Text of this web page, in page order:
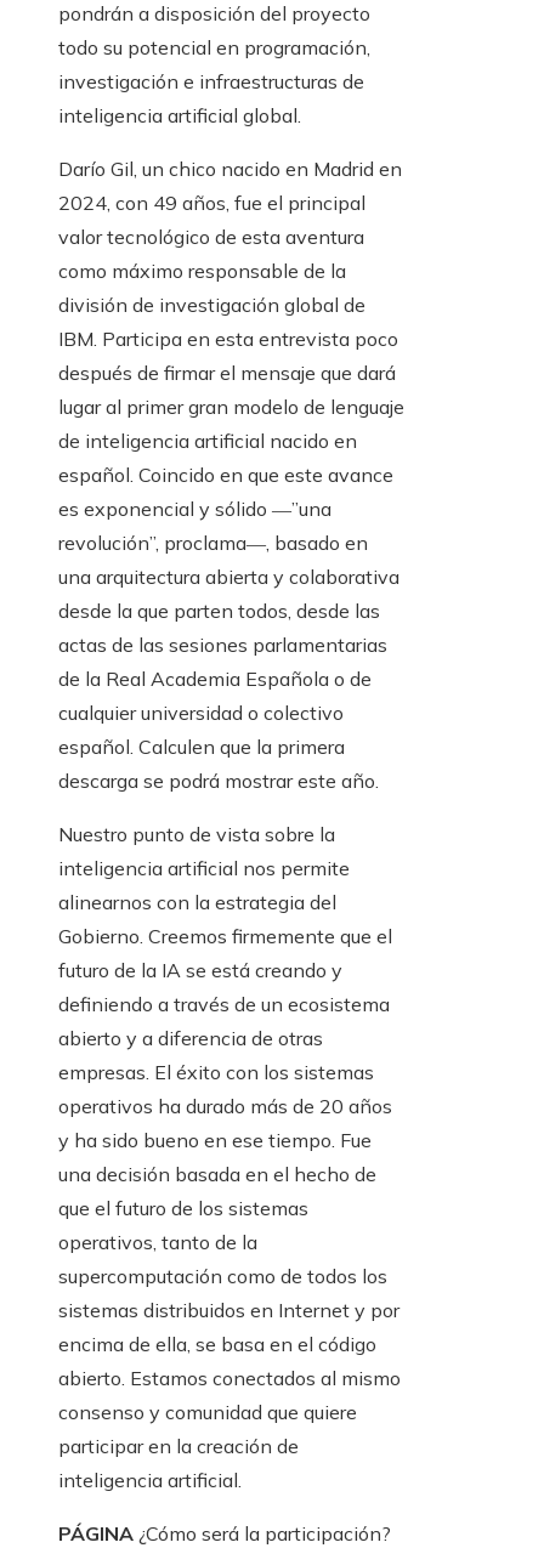
pondrán a disposición del proyecto
todo su potencial en programación,
investigación e infraestructuras de
inteligencia artificial global.
Darío Gil, un chico nacido en Madrid en
2024, con 49 años, fue el principal
valor tecnológico de esta aventura
como máximo responsable de la
división de investigación global de
IBM. Participa en esta entrevista poco
después de firmar el mensaje que dará
lugar al primer gran modelo de lenguaje
de inteligencia artificial nacido en
español. Coincido en que este avance
es exponencial y sólido ―”una
revolución”, proclama―, basado en
una arquitectura abierta y colaborativa
desde la que parten todos, desde las
actas de las sesiones parlamentarias
de la Real Academia Española o de
cualquier universidad o colectivo
español. Calculen que la primera
descarga se podrá mostrar este año.
Nuestro punto de vista sobre la
inteligencia artificial nos permite
alinearnos con la estrategia del
Gobierno. Creemos firmemente que el
futuro de la IA se está creando y
definiendo a través de un ecosistema
abierto y a diferencia de otras
empresas. El éxito con los sistemas
operativos ha durado más de 20 años
y ha sido bueno en ese tiempo. Fue
una decisión basada en el hecho de
que el futuro de los sistemas
operativos, tanto de la
supercomputación como de todos los
sistemas distribuidos en Internet y por
encima de ella, se basa en el código
abierto. Estamos conectados al mismo
consenso y comunidad que quiere
participar en la creación de
inteligencia artificial.
PÁGINA ¿Cómo será la participación?